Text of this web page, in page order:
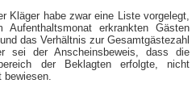
Kläger habe zwar eine Liste vorgelegt,
erkrankten Gästen
das Verhältnis zur Gesamtgästezahl
sei der Anscheinsbeweis, dass die
der Beklagten erfolgte, nicht